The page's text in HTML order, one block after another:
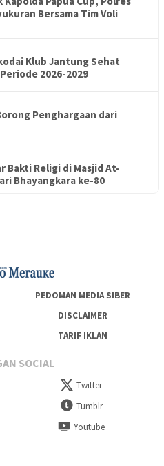
Bersama Tim Voli
Klub Jantung Sehat
2026-2029
Penghargaan dari
Bakti Religi di Masjid At-
Bhayangkara ke-80
TK Yapis 2 Merauke Siapkan
PEDOMAN MEDIA SIBER
DISCLAIMER
TARIF IKLAN
SOCIAL
Twitter
Tumblr
Youtube